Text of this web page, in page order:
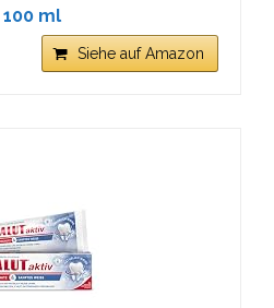
ml
Siehe auf Amazon